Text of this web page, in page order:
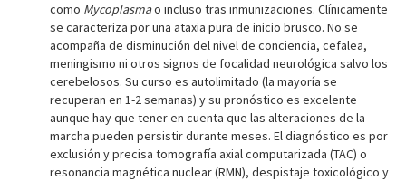
como Mycoplasmao incluso tras inmunizaciones. Clínicamente
se caracteriza por una ataxia pura de inicio brusco. No se
acompaña de disminución del nivel de conciencia, cefalea,
meningismo ni otros signos de focalidad neurológica salvo los
cerebelosos. Su curso es autolimitado (la mayoría se
recuperan en 1-2 semanas) y su pronóstico es excelente
aunque hay que tener en cuenta que las alteraciones de la
marcha pueden persistir durante meses. El diagnóstico es por
exclusión y precisa tomografía axial computarizada (TAC) o
resonancia magnética nuclear (RMN), despistaje toxicológico y